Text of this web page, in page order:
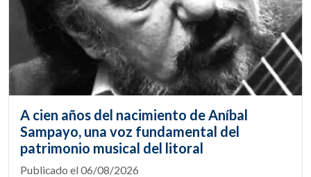
A cien años del nacimiento de Aníbal
Sampayo, una voz fundamental del
patrimonio musical del litoral
Publicado el 06/08/2026